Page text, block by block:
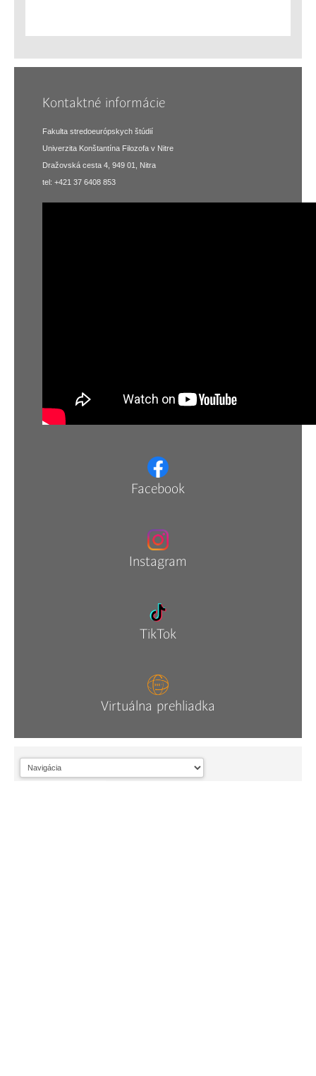
Kontaktné informácie
Fakulta stredoeurópskych štúdií
Univerzita Konštantína Filozofa v Nitre
Dražovská cesta 4, 949 01, Nitra
tel: +421 37 6408 853
Facebook
Instagram
TikTok
Virtuálna prehliadka